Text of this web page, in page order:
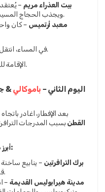
بيت العذراء مريم
ويجذب الحجاج المسيحيين من جميع أنحاء العالم.
معبد أرتميس
في المساء، انتقل إلى فندقك في كوشاداسي أو إزمير.
🏨 الإقامة لليلة في كوشاداسي/إزمير.
اليوم الثاني – باموكالي
بعد الإفطار، اغادر باتجاه
القطن
أبرز معالم جولة باموكالي وهيرابوليس:
برك الترافرتين
قدميك أو التقاط صور مذهلة.
مدينة هيرابوليس القديمة